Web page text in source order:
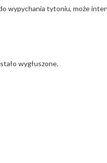
wypychania tytoniu, może
wygłuszone.